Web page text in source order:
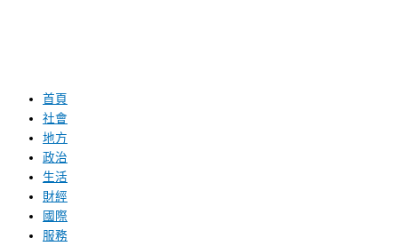
首頁
社會
地方
政治
生活
財經
國際
服務